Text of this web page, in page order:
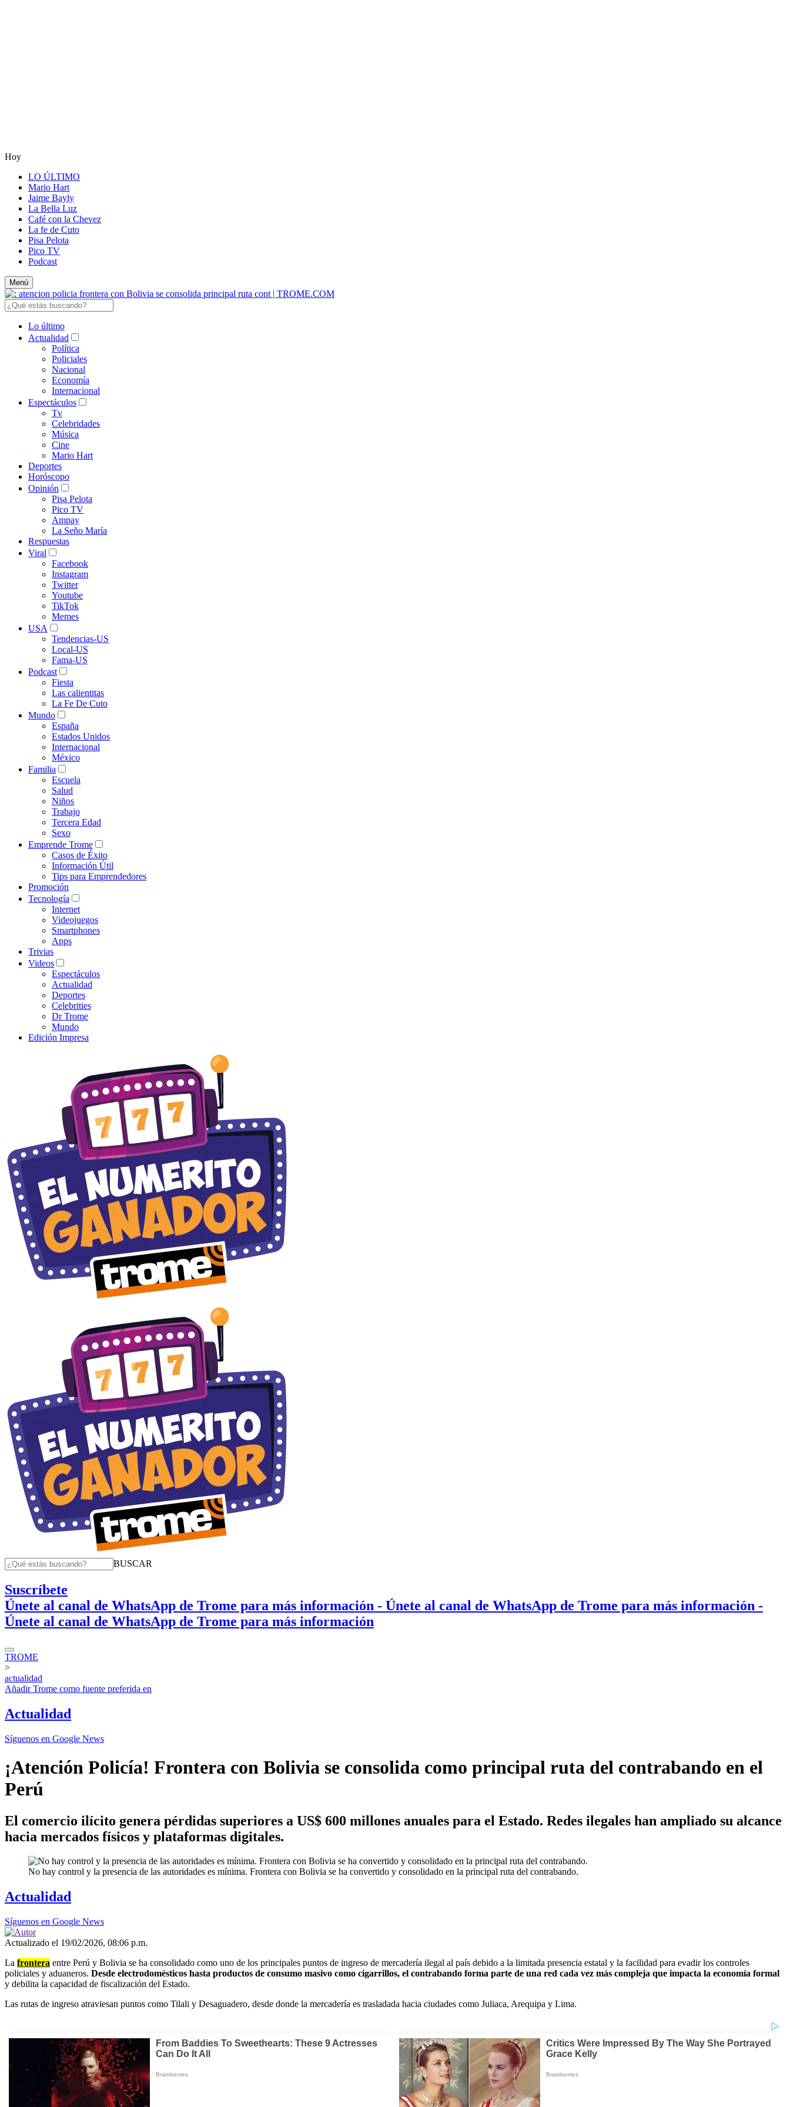
Hoy
LO ÚLTIMO
Mario Hart
Jaime Bayly
La Bella Luz
Café con la Chevez
La fe de Cuto
Pisa Pelota
Pico TV
Podcast
Menú
Lo último
Actualidad
Política
Policiales
Nacional
Economía
Internacional
Espectáculos
Tv
Celebridades
Música
Cine
Mario Hart
Deportes
Horóscopo
Opinión
Pisa Pelota
Pico TV
Ampay
La Seño María
Respuestas
Viral
Facebook
Instagram
Twitter
Youtube
TikTok
Memes
USA
Tendencias-US
Local-US
Fama-US
Podcast
Fiesta
Las calientitas
La Fe De Cuto
Mundo
España
Estados Unidos
Internacional
México
Familia
Escuela
Salud
Niños
Trabajo
Tercera Edad
Sexo
Emprende Trome
Casos de Éxito
Información Útil
Tips para Emprendedores
Promoción
Tecnología
Internet
Videojuegos
Smartphones
Apps
Trivias
Videos
Espectáculos
Actualidad
Deportes
Celebrities
Dr Trome
Mundo
Edición Impresa
BUSCAR
Suscríbete
Únete al canal de WhatsApp de Trome para más información - Únete al canal de WhatsApp de Trome para más información -
Únete al canal de WhatsApp de Trome para más información
TROME
>
actualidad
AñadirTrome como fuente preferida en
Actualidad
Síguenos en Google News
¡Atención Policía! Frontera con Bolivia se consolida como principal ruta del contrabando en el
Perú
El comercio ilícito genera pérdidas superiores a US$ 600 millones anuales para el Estado. Redes ilegales han ampliado su alcance
hacia mercados físicos y plataformas digitales.
No hay control y la presencia de las autoridades es mínima. Frontera con Bolivia se ha convertido y consolidado en la principal ruta del contrabando.
Actualidad
Síguenos en Google News
Actualizado el 19/02/2026, 08:06 p.m.
La frontera entre Perú y Bolivia se ha consolidado como uno de los principales puntos de ingreso de mercadería ilegal al país debido a la limitada presencia estatal y la facilidad para evadir los controles
policiales y aduaneros. Desde electrodomésticos hasta productos de consumo masivo como cigarrillos, el contrabando forma parte de una red cada vez más compleja que impacta la economía formal
y debilita la capacidad de fiscalización del Estado.
Las rutas de ingreso atraviesan puntos como Tilali y Desaguadero, desde donde la mercadería es trasladada hacia ciudades como Juliaca, Arequipa y Lima.